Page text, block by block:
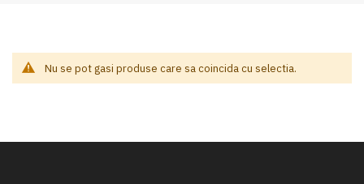
Nu se pot gasi produse care sa coincida cu selectia.